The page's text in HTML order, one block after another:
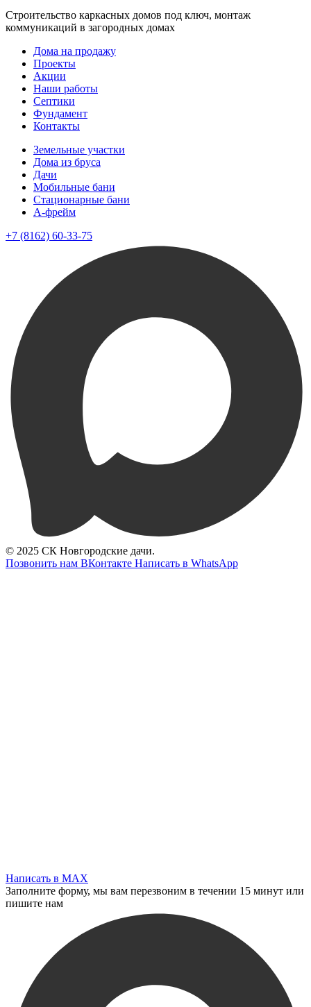
Строительство каркасных домов под ключ, монтаж
коммуникаций в загородных домах
Дома на продажу
Проекты
Акции
Наши работы
Септики
Фундамент
Контакты
Земельные участки
Дома из бруса
Дачи
Мобильные бани
Стационарные бани
A-фрейм
+7 (8162) 60-33-75
© 2025 СК Новгородские дачи.
Позвонить нам ВКонтакте Написать в WhatsApp
Написать в MAX
Заполните форму, мы вам перезвоним в течении 15 минут или
пишите нам